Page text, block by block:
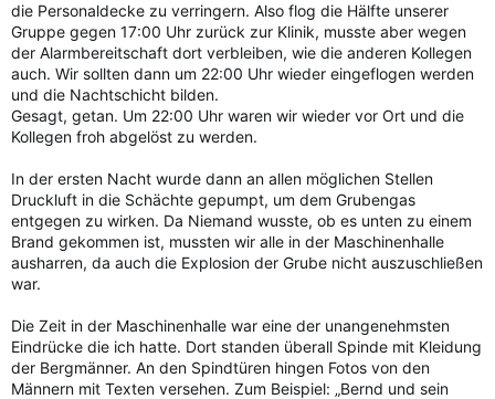
die Personaldecke zu verringern. Also flog die Hälfte unserer
Gruppe gegen 17:00 Uhr zurück zur Klinik, musste aber wegen
der Alarmbereitschaft dort verbleiben, wie die anderen Kollegen
auch. Wir sollten dann um 22:00 Uhr wieder eingeflogen werden
und die Nachtschicht bilden.
Gesagt, getan. Um 22:00 Uhr waren wir wieder vor Ort und die
Kollegen froh abgelöst zu werden.
In der ersten Nacht wurde dann an allen möglichen Stellen
Druckluft in die Schächte gepumpt, um dem Grubengas
entgegen zu wirken. Da Niemand wusste, ob es unten zu einem
Brand gekommen ist, mussten wir alle in der Maschinenhalle
ausharren, da auch die Explosion der Grube nicht auszuschließen
war.
Die Zeit in der Maschinenhalle war eine der unangenehmsten
Eindrücke die ich hatte. Dort standen überall Spinde mit Kleidung
der Bergmänner. An den Spindtüren hingen Fotos von den
Männern mit Texten versehen. Zum Beispiel: „Bernd und sein